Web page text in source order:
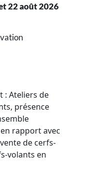
22 août 2026
: Ateliers de
présence
rapport avec
de cerfs-
volants en